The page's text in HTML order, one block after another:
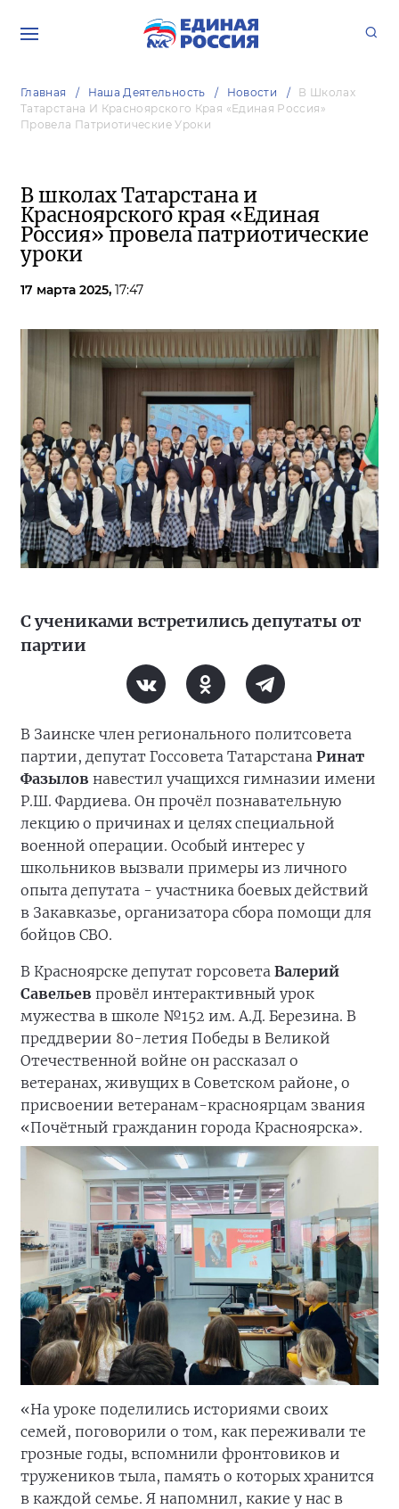
Главная Наша Деятельность Новости
В Школах
Татарстана И Красноярского Края «Единая Россия»
Провела Патриотические Уроки
В школах Татарстана и
Красноярского края «Единая
Россия» провела патриотические
уроки
17 марта 2025, 17:47
С учениками встретились депутаты от
партии
В Заинске член регионального политсовета
партии, депутат Госсовета Татарстана Ринат
Фазылов навестил учащихся гимназии имени
Р.Ш. Фардиева. Он прочёл познавательную
лекцию о причинах и целях специальной
военной операции. Особый интерес у
школьников вызвали примеры из личного
опыта депутата - участника боевых действий
в Закавказье, организатора сбора помощи для
бойцов СВО.
В Красноярске депутат горсовета Валерий
Савельев провёл интерактивный урок
мужества в школе №152 им. А.Д. Березина. В
преддверии 80-летия Победы в Великой
Отечественной войне он рассказал о
ветеранах, живущих в Советском районе, о
присвоении ветеранам-красноярцам звания
«Почётный гражданин города Красноярска».
«На уроке поделились историями своих
семей, поговорили о том, как переживали те
грозные годы, вспомнили фронтовиков и
тружеников тыла, память о которых хранится
в каждой семье. Я напомнил, какие у нас в